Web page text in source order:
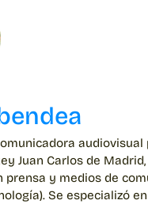
audiovisual
Juan Carlos de
y medios de
Se especializó